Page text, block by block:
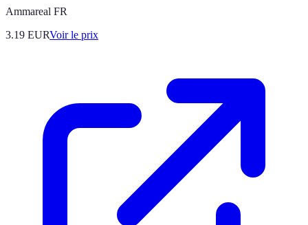
Ammareal FR
3.19 EURVoir le prix